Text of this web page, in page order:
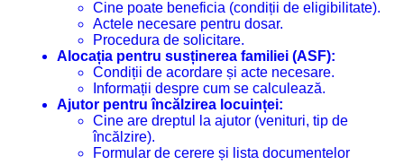
Cine poate beneficia (condiții de eligibilitate).
Actele necesare pentru dosar.
Procedura de solicitare.
Alocația pentru susținerea familiei (ASF):
Condiții de acordare și acte necesare.
Informații despre cum se calculează.
Ajutor pentru încălzirea locuinței:
Cine are dreptul la ajutor (venituri, tip de
încălzire).
Formular de cerere și lista documentelor